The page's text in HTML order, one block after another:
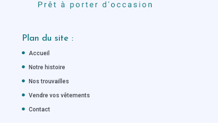
Plan du site :
Accueil
Notre histoire
Nos trouvailles
Vendre vos vêtements
Contact